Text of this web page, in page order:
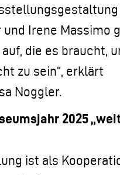
und Irene Massimo
die es braucht,
zu sein“, erklärt
Noggler.
2025
ist als